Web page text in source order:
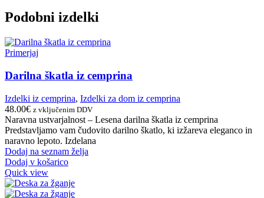
Podobni izdelki
Primerjaj
Darilna škatla iz cemprina
Izdelki iz cemprina, Izdelki za dom iz cemprina
48.00€ z vključenim DDV
Naravna ustvarjalnost – Lesena darilna škatla iz cemprina
Predstavljamo vam čudovito darilno škatlo, ki izžareva eleganco in
naravno lepoto. Izdelana
Dodaj na seznam želja
Dodaj v košarico
Quick view